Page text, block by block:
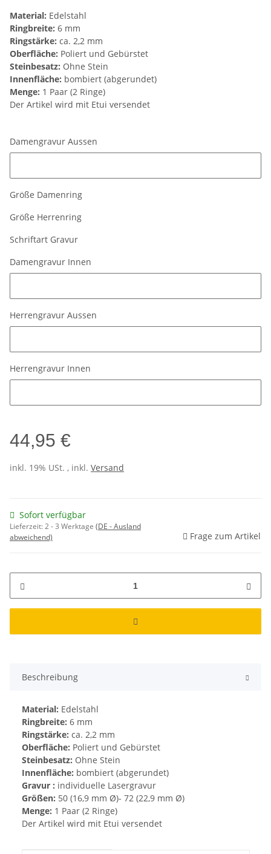
Material: Edelstahl
Ringbreite: 6 mm
Ringstärke: ca. 2,2 mm
Oberfläche: Poliert und Gebürstet
Steinbesatz: Ohne Stein
Innenfläche: bombiert (abgerundet)
Menge: 1 Paar (2 Ringe)
Der Artikel wird mit Etui versendet
Damengravur Aussen
Größe Damenring
Größe Herrenring
Schriftart Gravur
Damengravur Innen
Herrengravur Aussen
Herrengravur Innen
44,95 €
inkl. 19% USt. , inkl. Versand
Sofort verfügbar
Lieferzeit:2 - 3 Werktage (DE - Ausland
abweichend)
Frage zum Artikel
Beschreibung
Material: Edelstahl
Ringbreite: 6 mm
Ringstärke: ca. 2,2 mm
Oberfläche: Poliert und Gebürstet
Steinbesatz: Ohne Stein
Innenfläche: bombiert (abgerundet)
Gravur : individuelle Lasergravur
Größen: 50 (16,9 mm Ø)- 72 (22,9 mm Ø)
Menge: 1 Paar (2 Ringe)
Der Artikel wird mit Etui versendet